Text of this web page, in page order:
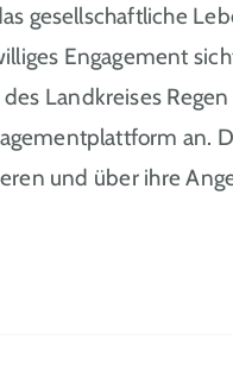
gesellschaftliche
Engagement
Landkreises
an.
und über ihre